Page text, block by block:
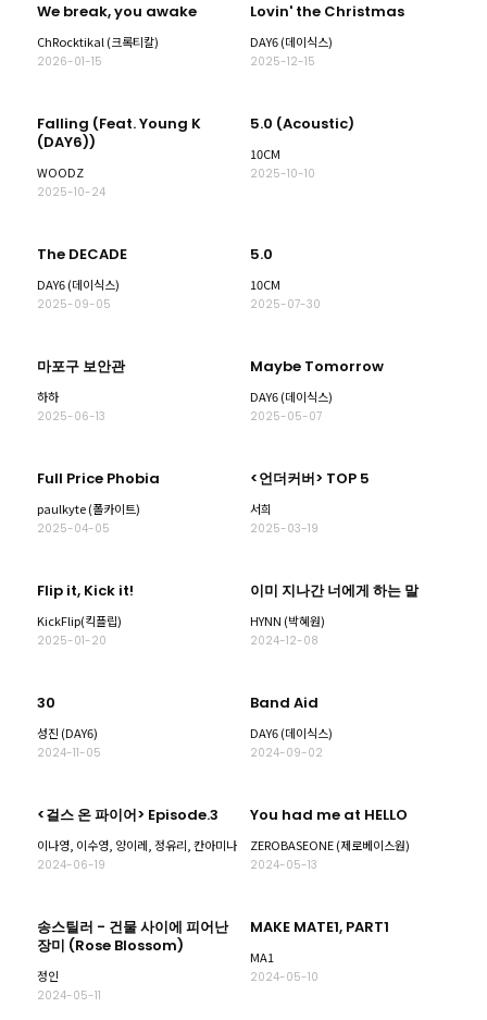
We break, you awake
ChRocktikal (크록티칼)
2026-01-15
Lovin' the Christmas
DAY6 (데이식스)
2025-12-15
Falling (Feat. Young K
(DAY6))
WOODZ
2025-10-24
5.0 (Acoustic)
10CM
2025-10-10
The DECADE
DAY6 (데이식스)
2025-09-05
5.0
10CM
2025-07-30
마포구 보안관
하하
2025-06-13
Maybe Tomorrow
DAY6 (데이식스)
2025-05-07
Full Price Phobia
paulkyte (폴카이트)
2025-04-05
<언더커버> TOP 5
서희
2025-03-19
Flip it, Kick it!
KickFlip(킥플립)
2025-01-20
이미 지나간 너에게 하는 말
HYNN (박혜원)
2024-12-08
30
성진 (DAY6)
2024-11-05
Band Aid
DAY6 (데이식스)
2024-09-02
<걸스 온 파이어> Episode.3
이나영, 이수영, 양이레, 정유리, 칸아미나
2024-06-19
You had me at HELLO
ZEROBASEONE (제로베이스원)
2024-05-13
송스틸러 - 건물 사이에 피어난
장미 (Rose Blossom)
정인
2024-05-11
MAKE MATE1, PART1
MA1
2024-05-10